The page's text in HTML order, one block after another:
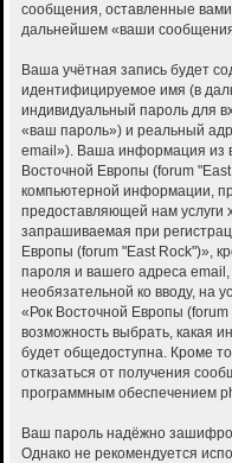
сообщения, оставленные
дальнейшем «ваши
Ваша учётная запись будет
идентифицируемое имя (в
индивидуальный пароль для
«ваш пароль») и реальный
email»). Ваша информация из
Восточной Европы (forum
компьютерной информации,
предоставляющей нам
запрашиваемая при
Европы (forum "East Rock")»,
пароля и вашего адреса
необязательной ко вводу, на
«Рок Восточной Европы
возможность выбрать, какая
будет общедоступна. Кроме
отказаться от получения
программным обеспечением
Ваш пароль надёжно
Однако не рекомендуется